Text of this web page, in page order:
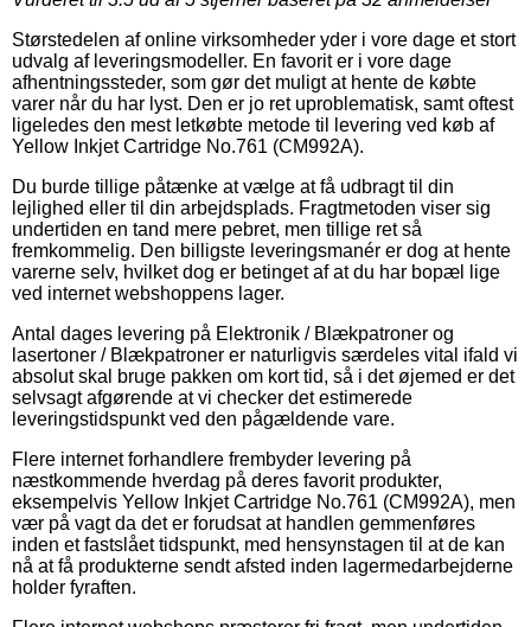
Størstedelen af online virksomheder yder i vore dage et stort
udvalg af leveringsmodeller. En favorit er i vore dage
afhentningssteder, som gør det muligt at hente de købte
varer når du har lyst. Den er jo ret uproblematisk, samt oftest
ligeledes den mest letkøbte metode til levering ved køb af
Yellow Inkjet Cartridge No.761 (CM992A).
Du burde tillige påtænke at vælge at få udbragt til din
lejlighed eller til din arbejdsplads. Fragtmetoden viser sig
undertiden en tand mere pebret, men tillige ret så
fremkommelig. Den billigste leveringsmanér er dog at hente
varerne selv, hvilket dog er betinget af at du har bopæl lige
ved internet webshoppens lager.
Antal dages levering på Elektronik / Blækpatroner og
lasertoner / Blækpatroner er naturligvis særdeles vital ifald vi
absolut skal bruge pakken om kort tid, så i det øjemed er det
selvsagt afgørende at vi checker det estimerede
leveringstidspunkt ved den pågældende vare.
Flere internet forhandlere frembyder levering på
næstkommende hverdag på deres favorit produkter,
eksempelvis Yellow Inkjet Cartridge No.761 (CM992A), men
vær på vagt da det er forudsat at handlen gemmenføres
inden et fastslået tidspunkt, med hensynstagen til at de kan
nå at få produkterne sendt afsted inden lagermedarbejderne
holder fyraften.